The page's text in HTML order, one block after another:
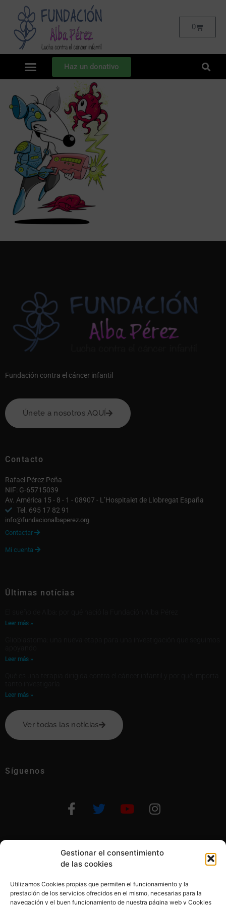
Gestionar el consentimiento
de las cookies
Utilizamos Cookies propias que permiten el funcionamiento y la
prestación de los servicios ofrecidos en el mismo, necesarias para la
navegación y el buen funcionamiento de nuestra página web y Cookies
0
Haz un donativo
Fundación contra el cáncer infantil
Únete a nosotros AQUÍ
Contacto
Rafael Pérez Peña
NIF: G-65715039
Av. América 15 - 8 - 1 - 08907 - L’Hospitalet de Llobregat España
Tel. 695 17 82 91
info@fundacionalbaperez.org
Contactar 
Mi cuenta 
Últimas notícias
Leer más »
Leer más »
Leer más »
Ver todas las notícias
Síguenos
Otras formas de ayudar